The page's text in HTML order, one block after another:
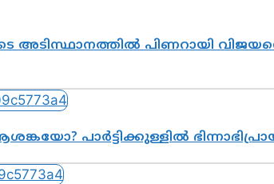
പിണറായി
പാർട്ടിക്കുള്ളിൽ